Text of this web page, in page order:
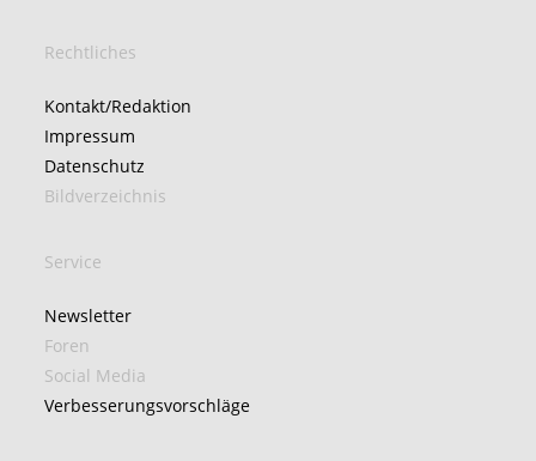
Rechtliches
Kontakt/Redaktion
Impressum
Datenschutz
Bildverzeichnis
Service
Newsletter
Foren
Social Media
Verbesserungsvorschläge